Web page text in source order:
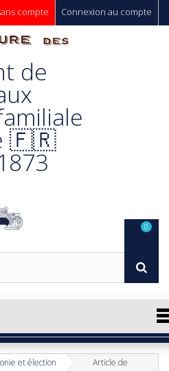
Connexion au compte
compte
de
🇫🇷
0
et élection
Article de